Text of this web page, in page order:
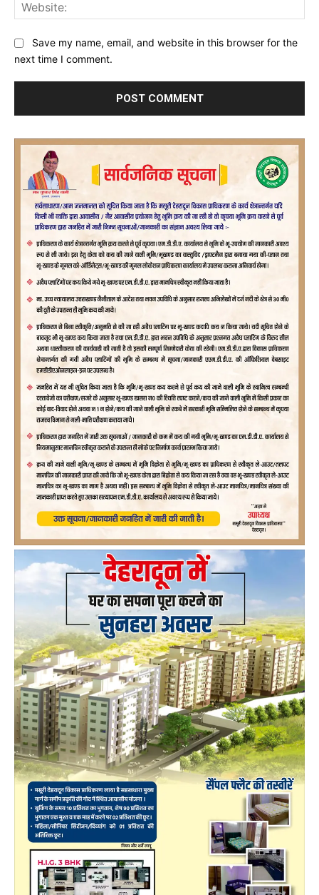
Save my name, email, and website in this browser for the
next time I comment.